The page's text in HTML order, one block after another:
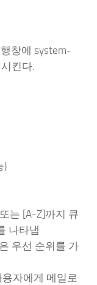
창에 system-
킨다.
)
[A-Z]까지 큐
나타냅
순위를 가
에게 메일로